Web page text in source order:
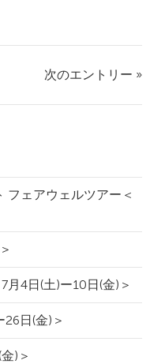
次のエントリー »
フェアウェルツアー＜
月4日(土)ー10日(金)＞
日(金)＞
)＞